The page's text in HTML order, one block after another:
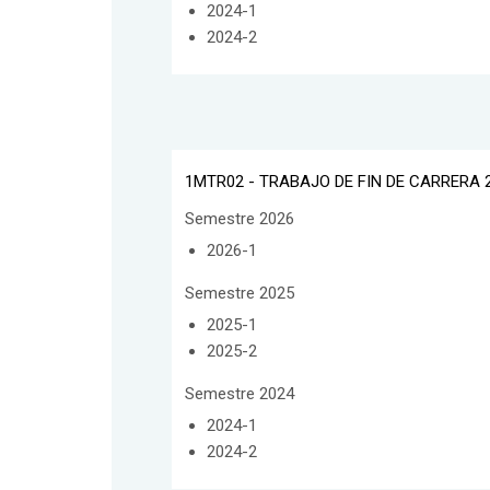
2024-1
2024-2
1MTR02 - TRABAJO DE FIN DE CARRERA
Semestre 2026
2026-1
Semestre 2025
2025-1
2025-2
Semestre 2024
2024-1
2024-2